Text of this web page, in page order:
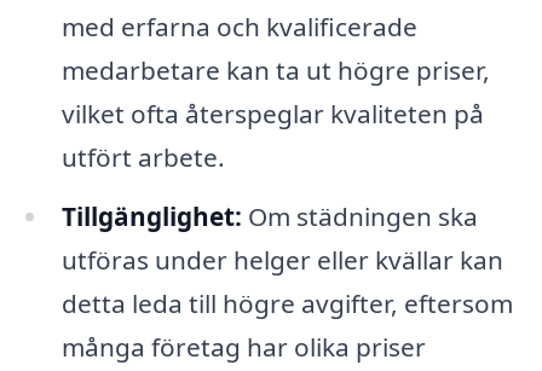
med erfarna och kvalificerade
medarbetare kan ta ut högre priser,
vilket ofta återspeglar kvaliteten på
utfört arbete.
Tillgänglighet: Om städningen ska
utföras under helger eller kvällar kan
detta leda till högre avgifter, eftersom
många företag har olika priser